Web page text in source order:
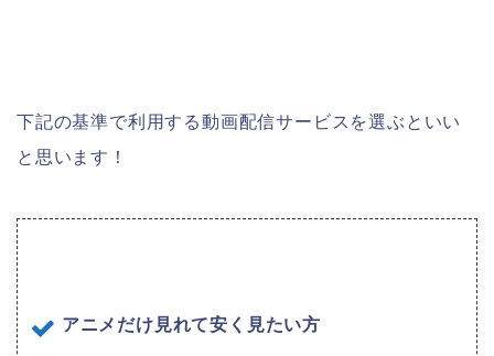
下記の基準で利用する動画配信サービスを選ぶといい
と思います！
アニメだけ見れて安く見たい方